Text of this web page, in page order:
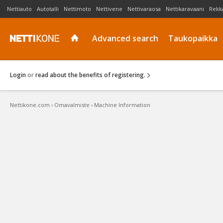
Nettiauto Autotalli Nettimoto Nettivene Nettivaraosa Nettikaravaani
Advanced search Taukopaikka
Login orread about the benefits of registering.
Nettikone.com › Omavalmiste › Machine Information